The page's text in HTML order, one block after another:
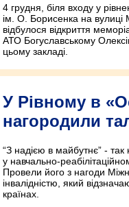
4 грудня, біля входу у
ім. О. Борисенка на
відбулося відкриття
АТО Богуславському
цьому закладі.
У Рівному в
нагородили
“З надією в майбутнє” - так
у навчально-
Провели його з нагоди
інвалідністю, який
країнах.